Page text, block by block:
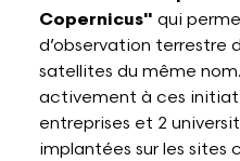
Copernicus" qui
d’observation terrestre
satellites du même
activement à ces
entreprises et 2
implantées sur les sites